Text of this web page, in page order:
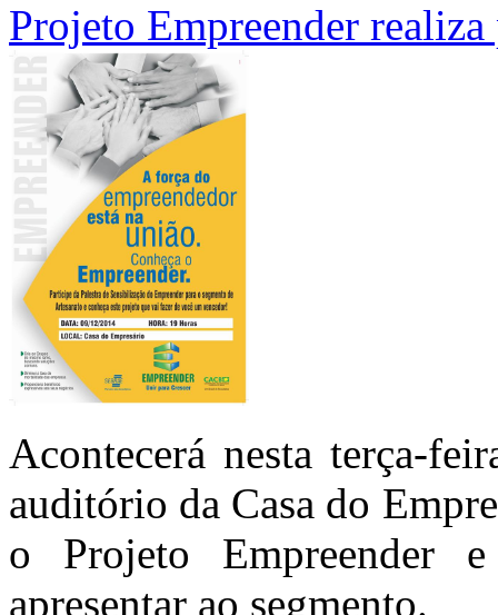
Projeto Empreender realiza
Acontecerá nesta terça-
auditório da Casa do
o Projeto Empreender
apresentar ao segmento.